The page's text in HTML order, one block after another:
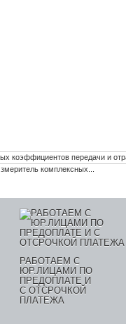
комплексных...
РАБОТАЕМ С
ЮР.ЛИЦАМИ ПО
ПРЕДОПЛАТЕ И
С ОТСРОЧКОЙ
ПЛАТЕЖА